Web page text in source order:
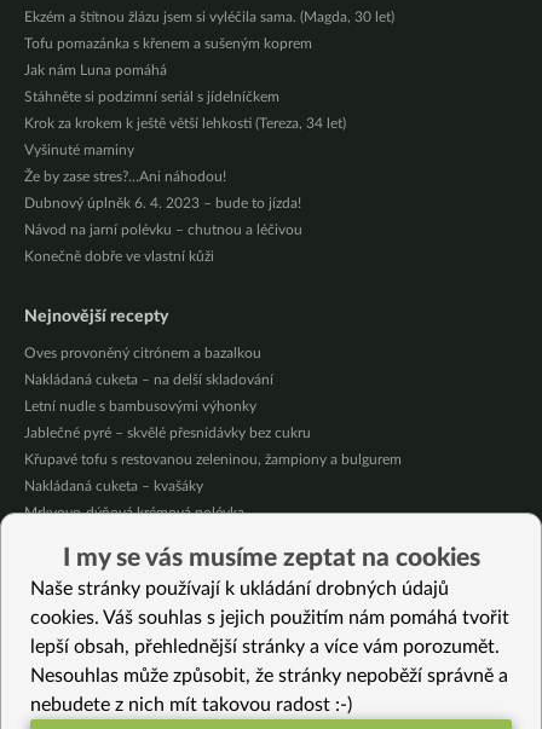
Ekzém a štítnou žlázu jsem si vyléčila sama. (Magda, 30 let)
Tofu pomazánka s křenem a sušeným koprem
Jak nám Luna pomáhá
Stáhněte si podzimní seriál s jídelníčkem
Krok za krokem k ještě větší lehkosti (Tereza, 34 let)
Vyšinuté maminy
Že by zase stres?…Ani náhodou!
Dubnový úplněk 6. 4. 2023 – bude to jízda!
Návod na jarní polévku – chutnou a léčivou
Konečně dobře ve vlastní kůži
Nejnovější recepty
Oves provoněný citrónem a bazalkou
Nakládaná cuketa – na delší skladování
Letní nudle s bambusovými výhonky
Jablečné pyré – skvělé přesnídávky bez cukru
Křupavé tofu s restovanou zeleninou, žampiony a bulgurem
Nakládaná cuketa – kvašáky
Mrkvovo-dýňová krémová polévka
Osvěžující čaj s citronovými bylinkami
Nepečený jablečný dort s rybízem
Vybrané recepty
Bezlepkový krémový dortík s ovocem
Kovbojské fazole s rýží
I my se vás musíme zeptat na cookies
Naše stránky používají k ukládání drobných údajů
cookies. Váš souhlas s jejich použitím nám pomáhá tvořit
lepší obsah, přehlednější stránky a více vám porozumět.
Nesouhlas může způsobit, že stránky nepoběží správně a
nebudete z nich mít takovou radost :-)